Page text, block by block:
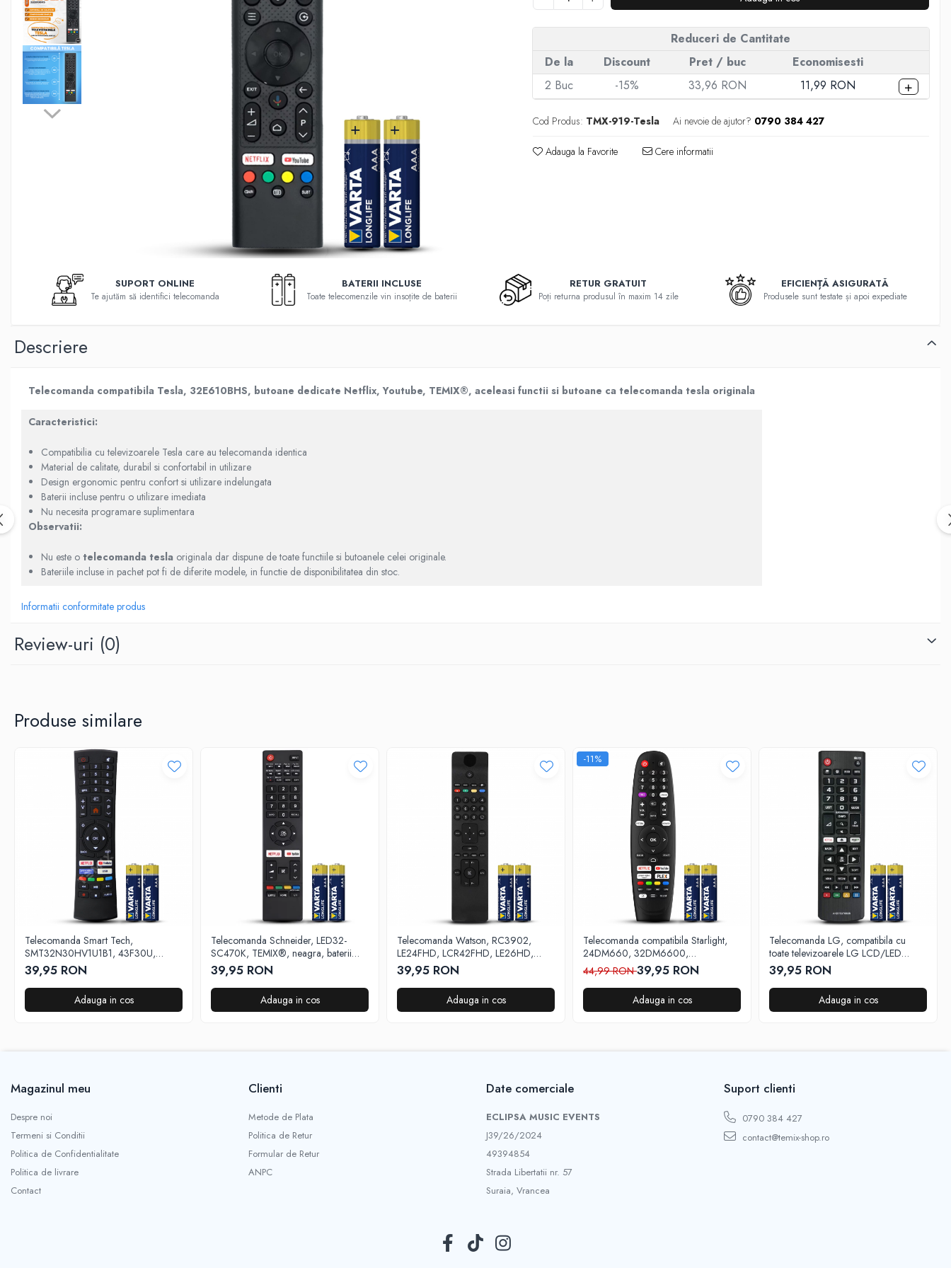
Telecomenzi Hyundai
Telecomenzi JVC
Telecomenzi Luxor
Telecomenzi Metz
Telecomenzi Nei
Telecomenzi Star-Light
Telecomenzi TCL
Telecomenzi Telefunken
Telecomenzi Tesla
Telecomenzi Vestel
Telecomenzi Vortex
Telecomenzi Watson
Telecomenzi Wellington
Telecomenzi Decodor
Reduceri de Cantitate
De la
Discount Pret / buc
Economisesti
2 Buc -15% 33,96 RON 11,99 RON +
Cod Produs: TMX-919-Tesla Ai nevoie de ajutor? 0790 384 427
Adauga la Favorite Cere informatii
SUPORT ONLINE
Te ajutăm să identifici telecomanda
BATERII INCLUSE
Toate telecomenzile vin insoțite de baterii
RETUR GRATUIT
Poți returna produsul în maxim 14 zile
EFICIENȚĂ ASIGURATĂ
Produsele sunt testate și apoi expediate
Descriere
Telecomanda compatibila Tesla, 32E610BHS, butoane dedicate Netflix, Youtube, TEMIX®, aceleasi functii si butoane ca telecomanda tesla originala
Caracteristici:
Compatibilia cu televizoarele Tesla care au telecomanda identica
Material de calitate, durabil si confortabil in utilizare
Design ergonomic pentru confort si utilizare indelungata
Baterii incluse pentru o utilizare imediata
Nu necesita programare suplimentara
Observatii:
Nu este o telecomanda tesla originala dar dispune de toate functiile si butoanele celei originale.
Bateriile incluse in pachet pot fi de diferite modele, in functie de disponibilitatea din stoc.
Informatii conformitate produs
Review-uri (0)
Produse similare
Telecomanda Smart Tech,
SMT32N30HV1U1B1, 43F30U,
butoane dedicate Youtube si Netflix,
TEMIX®, baterii incluse
39,95 RON
Adauga in cos
Telecomanda Schneider, LED32-
SC470K, TEMIX®, neagra, baterii
incluse
39,95 RON
Adauga in cos
Telecomanda Watson, RC3902,
LE24FHD, LCR42FHD, LE26HD,
TEMIX® neagra, baterii incluse
39,95 RON
Adauga in cos
-11%
Telecomanda compatibila Starlight,
24DM660, 32DM6600,
40DM6600, 50DM760, butoane
dedicate Youtube, Netflix, Prime
Video, TEMIX®, baterii incluse
44,99 RON39,95 RON
Adauga in cos
Telecomanda LG, compatibila cu
toate televizoarele LG LCD/LED
Smart, TEMIX®, baterii incluse
39,95 RON
Adauga in cos
Magazinul meu
Despre noi
Termeni si Conditii
Politica de Confidentialitate
Politica de livrare
Contact
Clienti
Metode de Plata
Politica de Retur
Formular de Retur
ANPC
Date comerciale
ECLIPSA MUSIC EVENTS
J39/26/2024
49394854
Strada Libertatii nr. 57
Suraia, Vrancea
Suport clienti
0790 384 427
contact@temix-shop.ro